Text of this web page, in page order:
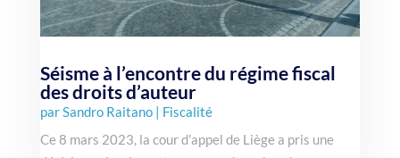
Séisme à l’encontre du régime fiscal
des droits d’auteur
parSandro Raitano| Fiscalité
Ce 8 mars 2023, la cour d'appel de Liège a pris une